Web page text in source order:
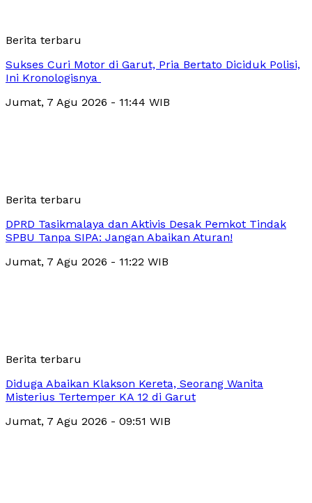
Berita terbaru
Sukses Curi Motor di Garut, Pria Bertato Diciduk Polisi,
Ini Kronologisnya
Jumat, 7 Agu 2026 - 11:44 WIB
Berita terbaru
DPRD Tasikmalaya dan Aktivis Desak Pemkot Tindak
SPBU Tanpa SIPA: Jangan Abaikan Aturan!
Jumat, 7 Agu 2026 - 11:22 WIB
Berita terbaru
Diduga Abaikan Klakson Kereta, Seorang Wanita
Misterius Tertemper KA 12 di Garut
Jumat, 7 Agu 2026 - 09:51 WIB